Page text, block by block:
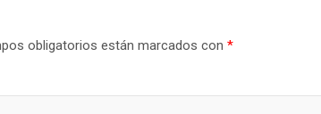
obligatorios están marcados con *